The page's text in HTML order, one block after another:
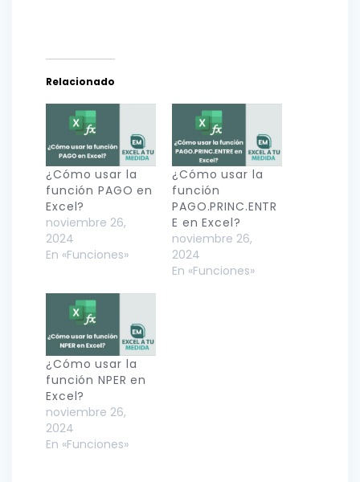
Relacionado
¿Cómo usar la
función PAGO en
Excel?
noviembre 26,
2024
En «Funciones»
¿Cómo usar la
función
PAGO.PRINC.ENTR
E en Excel?
noviembre 26,
2024
En «Funciones»
¿Cómo usar la
función NPER en
Excel?
noviembre 26,
2024
En «Funciones»